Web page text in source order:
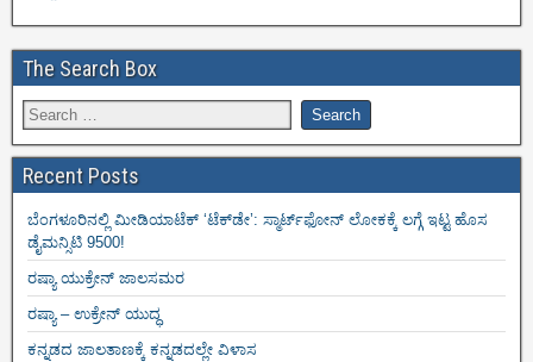
The Search Box
Recent Posts
ಬೆಂಗಳೂರಿನಲ್ಲಿ ಮೀಡಿಯಾಟೆಕ್‌ ‘ಟೆಕ್‌ಡೇ’: ಸ್ಮಾರ್ಟ್‌ಫೋನ್ ಲೋಕಕ್ಕೆ ಲಗ್ಗೆ ಇಟ್ಟ ಹೊಸ
ಡೈಮನ್ಸಿಟಿ 9500!
ರಷ್ಯಾ ಯುಕ್ರೇನ್ ಜಾಲಸಮರ
ರಷ್ಯಾ – ಉಕ್ರೇನ್ ಯುದ್ಧ
ಕನ್ನಡದ ಜಾಲತಾಣಕ್ಕೆ ಕನ್ನಡದಲ್ಲೇ ವಿಳಾಸ